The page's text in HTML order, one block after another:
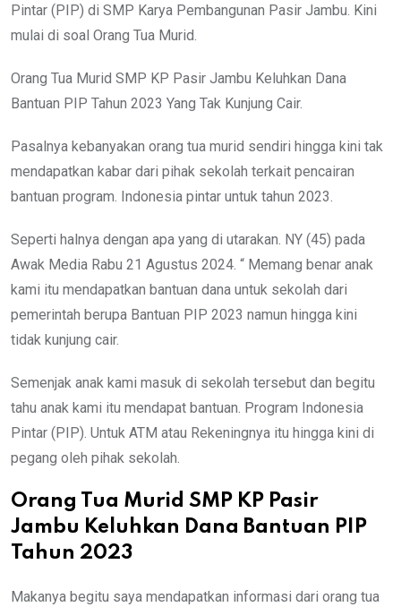
Pintar (PIP) di SMP Karya Pembangunan Pasir Jambu. Kini
mulai di soal Orang Tua Murid.
Orang Tua Murid SMP KP Pasir Jambu Keluhkan Dana
Bantuan PIP Tahun 2023 Yang Tak Kunjung Cair.
Pasalnya kebanyakan orang tua murid sendiri hingga kini tak
mendapatkan kabar dari pihak sekolah terkait pencairan
bantuan program. Indonesia pintar untuk tahun 2023.
Seperti halnya dengan apa yang di utarakan. NY (45) pada
Awak Media Rabu 21 Agustus 2024. “ Memang benar anak
kami itu mendapatkan bantuan dana untuk sekolah dari
pemerintah berupa Bantuan PIP 2023 namun hingga kini
tidak kunjung cair.
Semenjak anak kami masuk di sekolah tersebut dan begitu
tahu anak kami itu mendapat bantuan. Program Indonesia
Pintar (PIP). Untuk ATM atau Rekeningnya itu hingga kini di
pegang oleh pihak sekolah.
Orang Tua Murid SMP KP Pasir
Jambu Keluhkan Dana Bantuan PIP
Tahun 2023
Makanya begitu saya mendapatkan informasi dari orang tua